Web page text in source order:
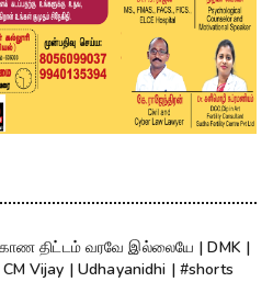
திட்டம் வரவே இல்லையே | DMK |
Vijay | Udhayanidhi | #shorts